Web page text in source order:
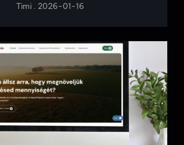
Timi 2026-01-16